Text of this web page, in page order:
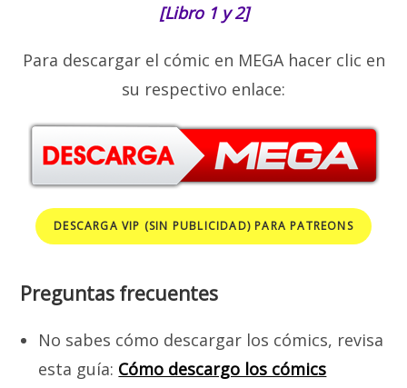
[Libro 1 y 2]
Para descargar el cómic en MEGA hacer clic en
su respectivo enlace:
DESCARGA VIP (SIN PUBLICIDAD) PARA PATREONS
Preguntas frecuentes
No sabes cómo descargar los cómics, revisa
esta guía: Cómo descargo los cómics